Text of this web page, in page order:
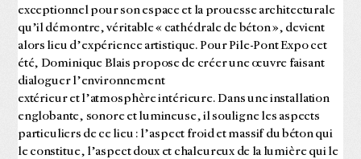
exceptionnel pour son espace et la prouesse architecturale
qu’il démontre, véritable « cathédrale de béton », devient
alors lieu d’expérience artistique. Pour Pile-Pont Expo cet
été, Dominique Blais propose de créer une œuvre faisant
dialoguer l’environnement
extérieur et l’atmosphère intérieure. Dans une installation
englobante, sonore et lumineuse, il souligne les aspects
particuliers de ce lieu : l’aspect froid et massif du béton qui
le constitue, l’aspect doux et chaleureux de la lumière qui le